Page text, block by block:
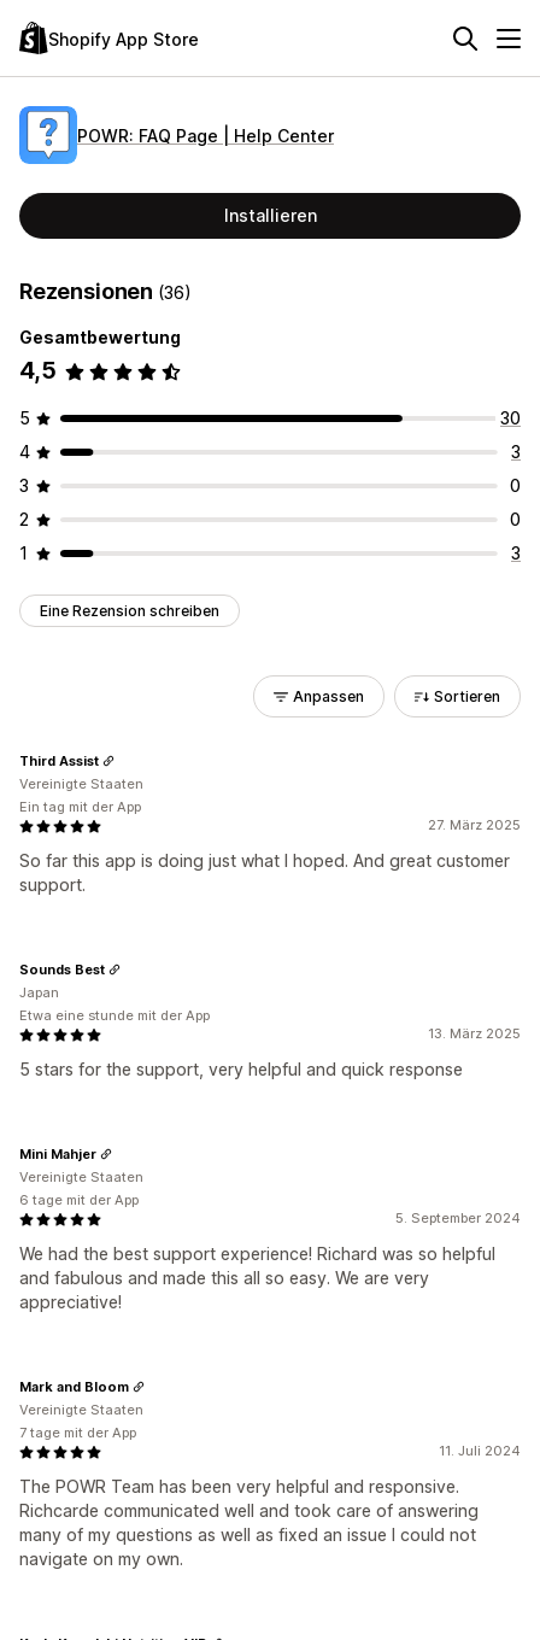
Shopify App Store
POWR: FAQ Page | Help Center
Installieren
Rezensionen (36)
Gesamtbewertung
4,5
5
30
4
3
3
0
2
0
1
3
Eine Rezension schreiben
Anpassen Sortieren
27. März 2025
So far this app is doing just what I hoped. And great customer
support.
Third Assist
Vereinigte Staaten
Ein tag mit der App
13. März 2025
5 stars for the support, very helpful and quick response
Sounds Best
Japan
Etwa eine stunde mit der App
5. September 2024
We had the best support experience! Richard was so helpful
and fabulous and made this all so easy. We are very
appreciative!
Mini Mahjer
Vereinigte Staaten
6 tage mit der App
11. Juli 2024
The POWR Team has been very helpful and responsive.
Richcarde communicated well and took care of answering
many of my questions as well as fixed an issue I could not
navigate on my own.
Mark and Bloom
Vereinigte Staaten
7 tage mit der App